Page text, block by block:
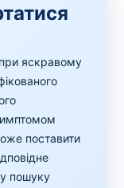
яскравому
поставити
пошуку